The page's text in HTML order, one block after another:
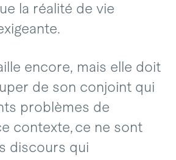
la réalité de vie
encore, mais elle doit
de son conjoint qui
problèmes de
contexte, ce ne sont
discours qui